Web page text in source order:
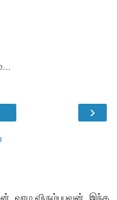
›
வாழ விரும்புபவன். இந்த